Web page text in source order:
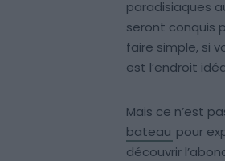
paradisiaques
seront conquis
faire simple, si
est l’endroit
Mais ce n’est
bateau pour
découvrir